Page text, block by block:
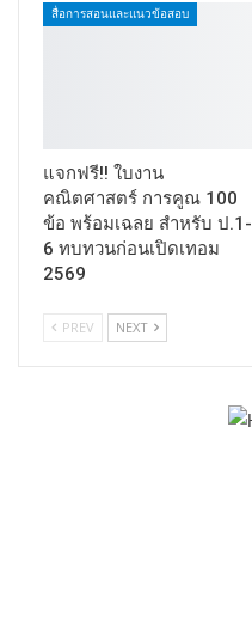
สื่อการสอนและแนวข้อสอบ
แจกฟรี!! ใบงาน
คณิตศาสตร์ การคูณ 100
ข้อ พร้อมเฉลย สำหรับ ป.1-
6 ทบทวนก่อนเปิดเทอม
2569
PREV NEXT